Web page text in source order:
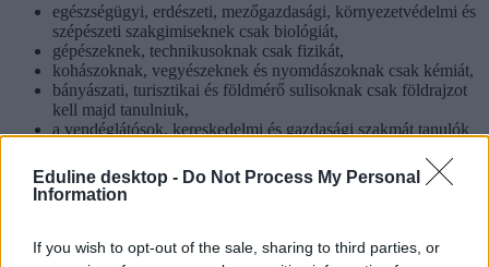
Eduline desktop - Do Not Process My Personal
Information
If you wish to opt-out of the sale, sharing to third parties, or
egészségügyi, erdészeti, mezőgazdasági, környezetvédelmi és
szépészeti szakgimiseknek csak biológiát,
gépészeknek, technikusoknak csak fizikát,
kohászoknak, vegyészeknek és nyomdászoknak csak kémiát,
bányászati, turisztikai és földmérő sulisoknak csak földrajzot
kell majd tanulniuk,
a vendéglátósok, kereskedelmi és gazdasági szakmát tanulók
- sorolja azIndex. Ez nem csak az átjárhatóságot rontja, de
komolyan befolyásolja, hogy képes leszel-e ismereteid alapján
szakterületre.